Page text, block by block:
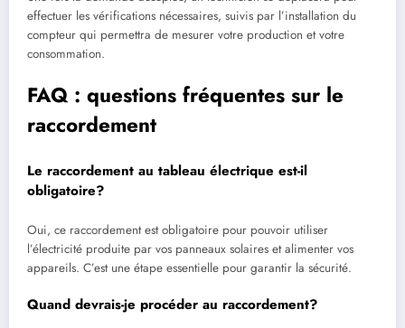
effectuer les vérifications nécessaires, suivis par l’installation du
compteur qui permettra de mesurer votre production et votre
consommation.
FAQ : questions fréquentes sur le
raccordement
Le raccordement au tableau électrique est-il
obligatoire?
Oui, ce raccordement est obligatoire pour pouvoir utiliser
l’électricité produite par vos panneaux solaires et alimenter vos
appareils. C’est une étape essentielle pour garantir la sécurité.
Quand devrais-je procéder au raccordement?